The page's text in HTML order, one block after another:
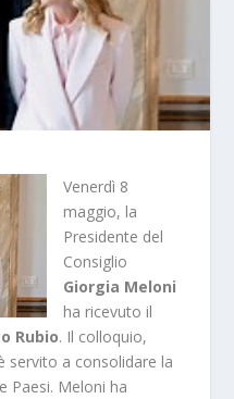
Venerdì 8
maggio, la
Presidente del
Consiglio
Giorgia Meloni
ha ricevuto il
Rubio. Il colloquio,
servito a consolidare la
Paesi. Meloni ha